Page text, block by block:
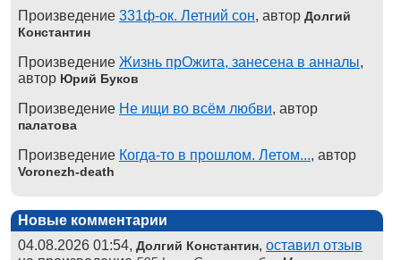
Произведение 331ф-ок. Летний сон, автор Долгий
Константин
Произведение Жизнь прОжита, занесена в анналы,
автор Юрий Буков
Произведение Не ищи во всём любви, автор
палатова
Произведение Когда-то в прошлом. Летом..., автор
Voronezh-death
Новые комментарии
04.08.2026 01:54, Долгий Константин, оставил отзыв